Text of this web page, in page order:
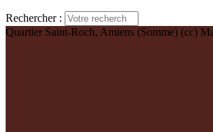
Rechercher :
Quartier Saint-Roch, Amiens (Somme) (cc)